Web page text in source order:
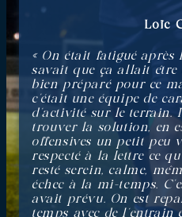
Loïc
« On était fatigué
savait que ça allait être
bien préparé pour ce
c’était une équipe de
d’activité sur le terrain.
trouver la solution, en
offensives un petit peu
respecté à la lettre ce
resté serein, calme,
échec à la mi-temps.
avait prévu. On est
temps avec de